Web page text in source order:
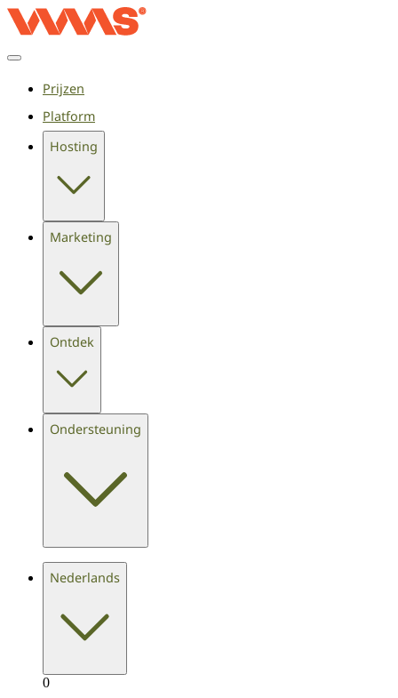
Prijzen
Platform
Hosting
Marketing
Ontdek
Ondersteuning
Nederlands
0